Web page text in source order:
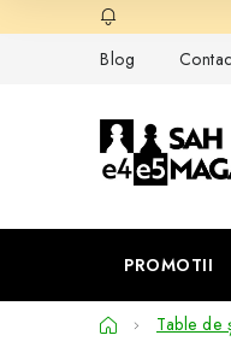
la
Blog
PROMOTII
AcasăTable de